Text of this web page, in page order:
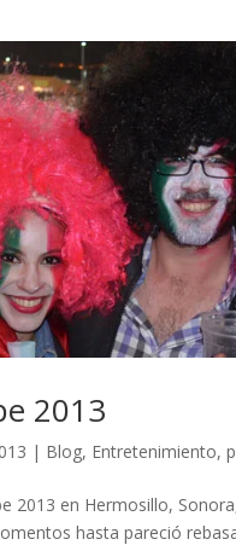
2013
| Blog, Entretenimiento,
2013 en Hermosillo,
hasta pareció